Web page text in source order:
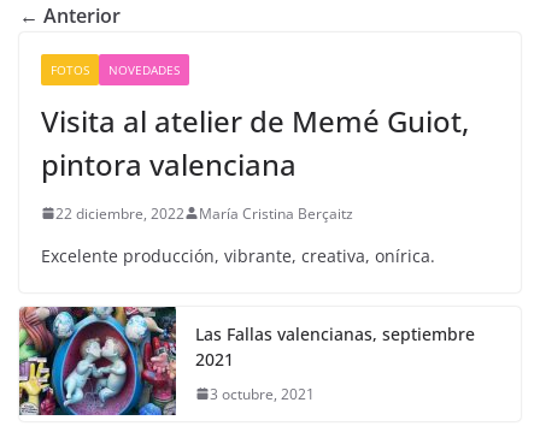
← Anterior
FOTOS NOVEDADES
Visita al atelier de Memé Guiot,
pintora valenciana
22 diciembre, 2022 María Cristina Berçaitz
Excelente producción, vibrante, creativa, onírica.
Las Fallas valencianas, septiembre
2021
3 octubre, 2021